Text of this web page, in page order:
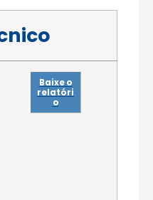
Baixe o
relatóri
o